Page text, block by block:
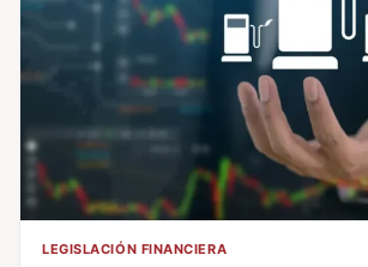
LEGISLACIÓN FINANCIERA